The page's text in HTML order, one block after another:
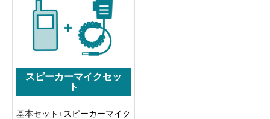
スピーカーマイクセッ
ト
基本セット+スピーカーマイク